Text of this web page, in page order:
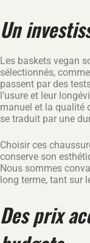
Un
Les baskets vegan
sélectionnés,
passent par des
l’usure et leur
manuel et la qualité
se traduit par une
Choisir ces
conserve son
Nous sommes
long terme, tant sur
Des prix